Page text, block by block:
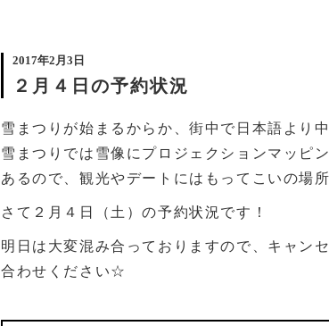
2017年2月3日
２月４日の予約状況
雪まつりが始まるからか、街中で日本語より
雪まつりでは雪像にプロジェクションマッピ
あるので、観光やデートにはもってこいの場
さて２月４日（土）の予約状況です！
明日は大変混み合っておりますので、キャン
合わせください☆